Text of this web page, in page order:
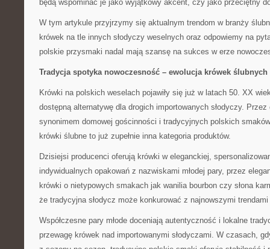
będą wspominać je jako wyjątkowy akcent, czy jako przeciętny
W tym artykule przyjrzymy się aktualnym trendom w branży
krówek na tle innych słodyczy weselnych oraz odpowiemy na
polskie przysmaki nadal mają szansę na sukces w erze
Tradycja spotyka nowoczesność – ewolucja krówek ślubnych
Krówki na polskich weselach pojawiły się już w latach 50. XX
dostępną alternatywę dla drogich importowanych słodyczy. Przez
synonimem domowej gościnności i tradycyjnych polskich
krówki ślubne to już zupełnie inna kategoria produktów.
Dzisiejsi producenci oferują krówki w eleganckiej,
indywidualnych opakowań z nazwiskami młodej pary, przez
krówki o nietypowych smakach jak wanilia bourbon czy słona
że tradycyjna słodycz może konkurować z najnowszymi
Współczesne pary młode doceniają autentyczność i lokalne
przewagę krówek nad importowanymi słodyczami. W czasach,